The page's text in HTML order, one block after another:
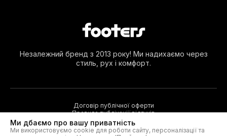
Незалежний бренд з 2013 року! Ми надихаємо через
стиль, рух і комфорт.
Договір публічної оферти
Правила публікації відгуків
Ми дбаємо про вашу приватність
Ми використовуємо cookie для роботи сайту, персоналізації та